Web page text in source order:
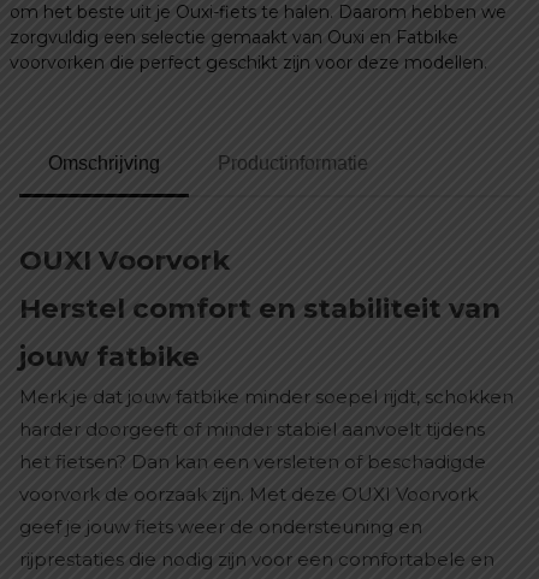
om het beste uit je Ouxi-fiets te halen. Daarom hebben we
zorgvuldig een selectie gemaakt van Ouxi en Fatbike
voorvorken die perfect geschikt zijn voor deze modellen.
Omschrijving Productinformatie
OUXI Voorvork
Herstel comfort en stabiliteit van
jouw fatbike
Merk je dat jouw fatbike minder soepel rijdt, schokken
harder doorgeeft of minder stabiel aanvoelt tijdens
het fietsen? Dan kan een versleten of beschadigde
voorvork de oorzaak zijn. Met deze OUXI Voorvork
geef je jouw fiets weer de ondersteuning en
rijprestaties die nodig zijn voor een comfortabele en